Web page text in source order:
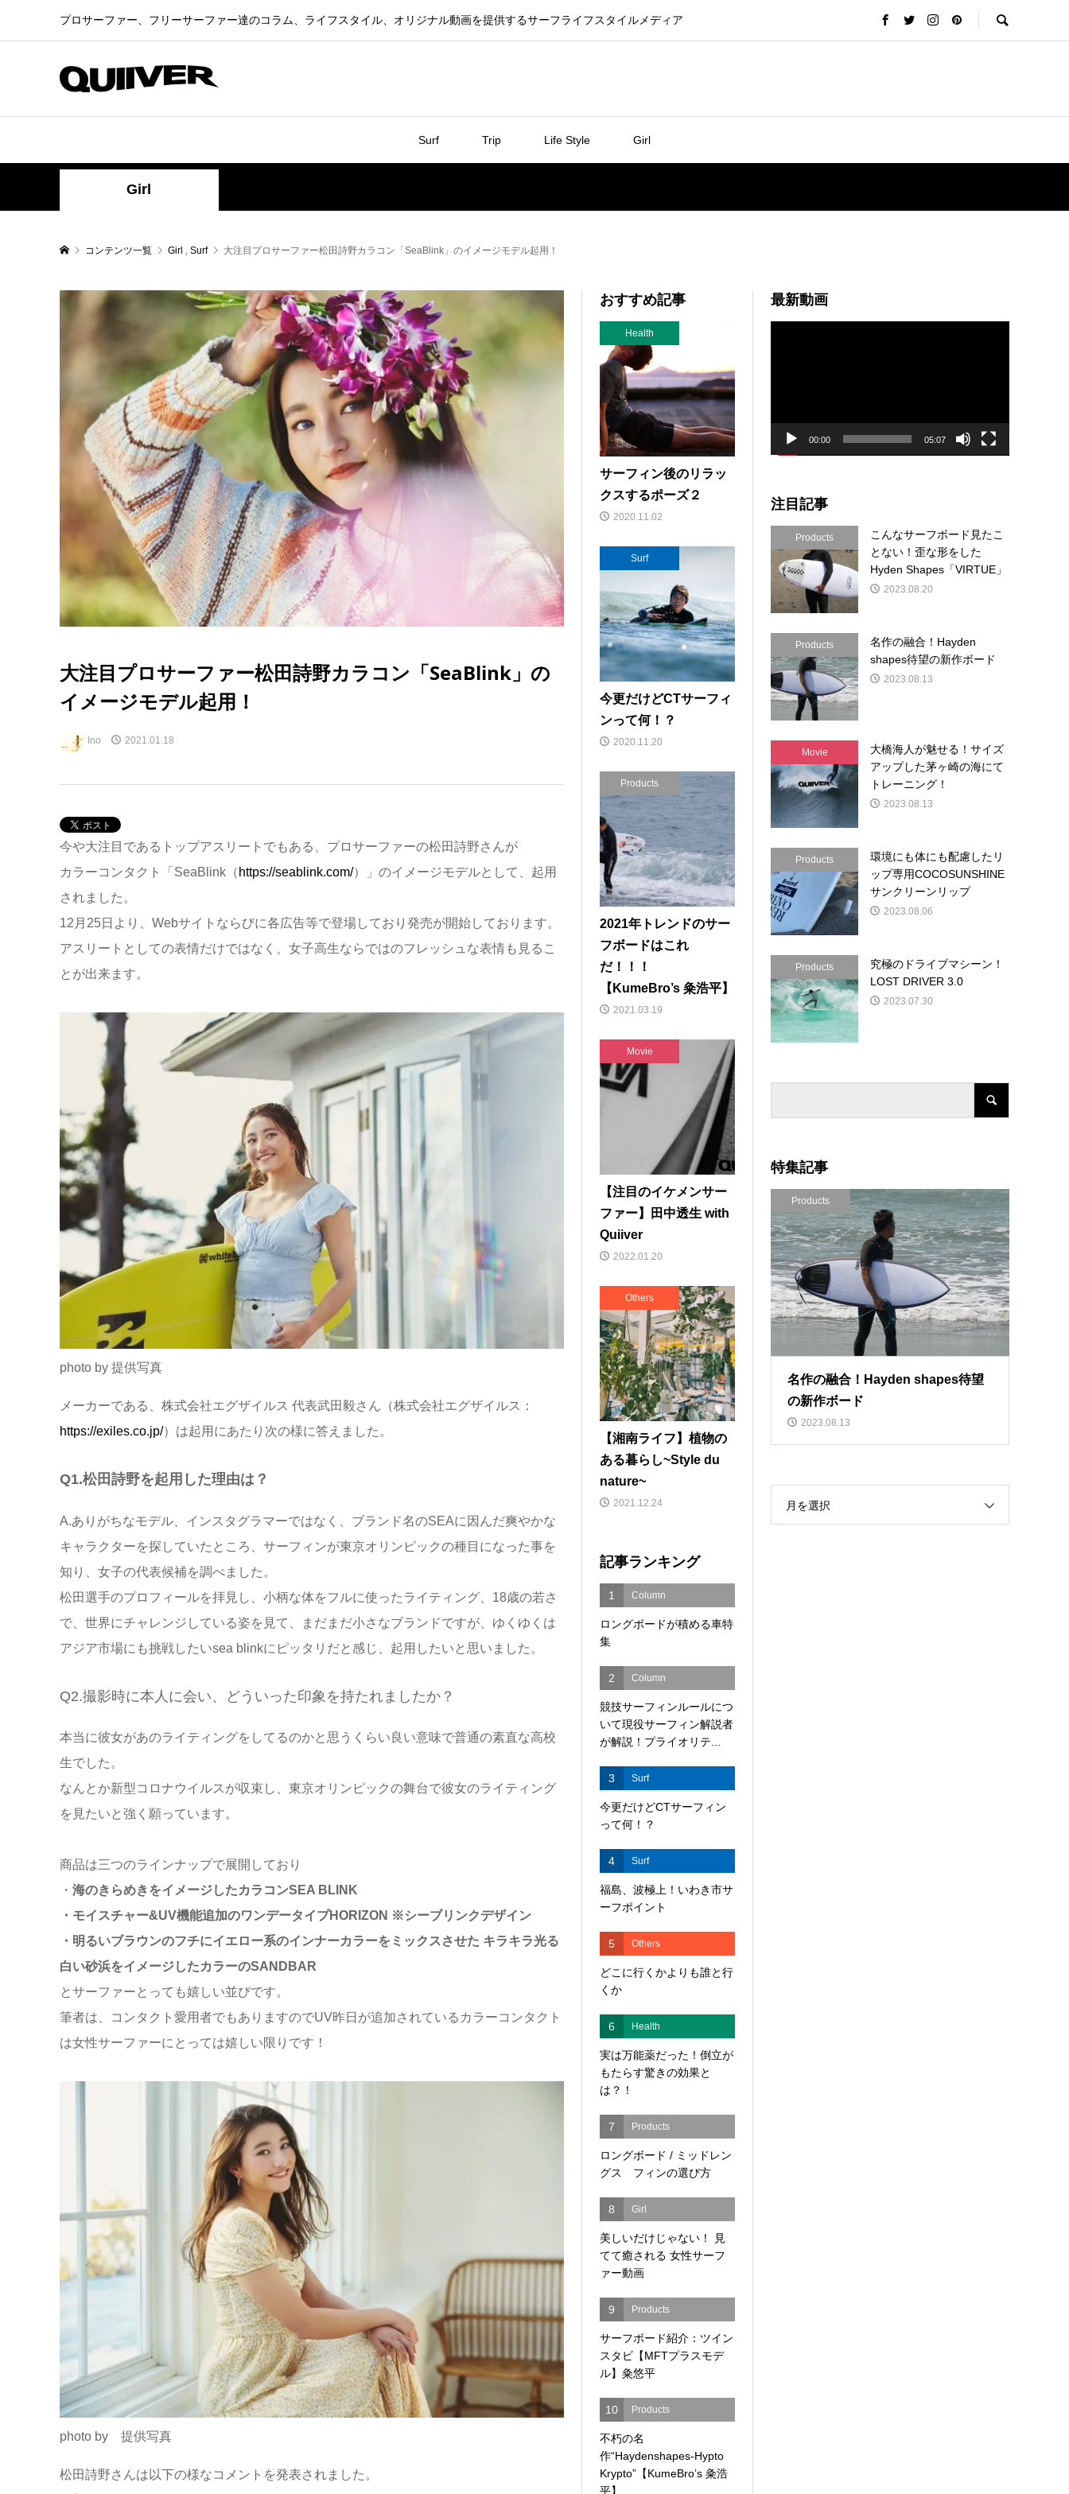
プロサーファー、フリーサーファー達のコラム、ライフスタイル、オリジナル動画を提供するサーフライフスタイルメディア
Surf Trip Life Style Girl
Girl
コンテンツ一覧 Girl Surf 大注目プロサーファー松田詩野カラコン「SeaBlink」のイメージモデル起用！
大注目プロサーファー松田詩野カラコン「SeaBlink」の
イメージモデル起用！
Ino 2021.01.18
今や大注目であるトップアスリートでもある、プロサーファーの松田詩野さんが
カラーコンタクト「SeaBlink（ https://seablink.com/）」のイメージモデルとして、起用
されました。
12月25日より、Webサイトならびに各広告等で登場しており発売が開始しております。
アスリートとしての表情だけではなく、女子高生ならではのフレッシュな表情も見るこ
とが出来ます。
photo by 提供写真
メーカーである、株式会社エグザイルス 代表武田毅さん（株式会社エグザイルス：
https://exiles.co.jp/）は起用にあたり次の様に答えました。
Q1.松田詩野を起用した理由は？
A.ありがちなモデル、インスタグラマーではなく、ブランド名のSEAに因んだ爽やかな
キャラクターを探していたところ、サーフィンが東京オリンピックの種目になった事を
知り、女子の代表候補を調べました。
松田選手のプロフィールを拝見し、小柄な体をフルに使ったライティング、18歳の若さ
で、世界にチャレンジしている姿を見て、まだまだ小さなブランドですが、ゆくゆくは
アジア市場にも挑戦したいsea blinkにピッタリだと感じ、起用したいと思いました。
Q2.撮影時に本人に会い、どういった印象を持たれましたか？
本当に彼女があのライティングをしてるのかと思うくらい良い意味で普通の素直な高校
生でした。
なんとか新型コロナウイルスが収束し、東京オリンピックの舞台で彼女のライティング
を見たいと強く願っています。
商品は三つのラインナップで展開しており
・ 海のきらめきをイメージしたカラコンSEA BLINK
・モイスチャー&UV機能追加のワンデータイプHORIZON ※シーブリンクデザイン
・明るいブラウンのフチにイエロー系のインナーカラーをミックスさせた キラキラ光る
白い砂浜をイメージしたカラーのSANDBAR
とサーファーとっても嬉しい並びです。
筆者は、コンタクト愛用者でもありますのでUV昨日が追加されているカラーコンタクト
は女性サーファーにとっては嬉しい限りです！
photo by 提供写真
松田詩野さんは以下の様なコメントを発表されました。
おすすめ記事
Health
サーフィン後のリラッ
クスするポーズ２
2020.11.02
Surf
今更だけどCTサーフィ
ンって何！？
2020.11.20
Products
2021年トレンドのサー
フボードはこれ
だ！！！
【KumeBro’s 粂浩平】
2021.03.19
Movie
【注目のイケメンサー
ファー】田中透生 with
Quiiver
2022.01.20
Others
【湘南ライフ】植物の
ある暮らし~Style du
nature~
2021.12.24
記事ランキング
1 Column
ロングボードが積める車特
集
2 Column
競技サーフィンルールにつ
いて現役サーフィン解説者
が解説！プライオリテ...
3 Surf
今更だけどCTサーフィン
って何！？
4 Surf
福島、波極上！いわき市サ
ーフポイント
5 Others
どこに行くかよりも誰と行
くか
6 Health
実は万能薬だった！倒立が
もたらす驚きの効果と
は？！
7 Products
ロングボード / ミッドレン
グス フィンの選び方
8 Girl
美しいだけじゃない！ 見
てて癒される 女性サーフ
ァー動画
9 Products
サーフボード紹介：ツイン
スタビ【MFTプラスモデ
ル】粂悠平
10 Products
不朽の名
作“Haydenshapes-Hypto
Krypto”【KumeBro’s 粂浩
平】
最新動画
00:00 05:07
注目記事
Products
こんなサーフボード見たこ
とない！歪な形をした
Hyden Shapes「VIRTUE」
2023.08.20
Products
名作の融合！Hayden
shapes待望の新作ボード
2023.08.13
Movie
大橋海人が魅せる！サイズ
アップした茅ヶ崎の海にて
トレーニング！
2023.08.13
Products
環境にも体にも配慮したリ
ップ専用COCOSUNSHINE
サンクリーンリップ
2023.08.06
Products
究極のドライブマシーン！
LOST DRIVER 3.0
2023.07.30
特集記事
Products
名作の融合！Hayden shapes待望
の新作ボード
2023.08.13
月を選択